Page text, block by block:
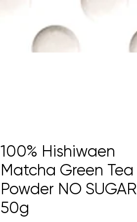
100% Hishiwaen
Matcha Green Tea
Powder NO SUGAR
50g